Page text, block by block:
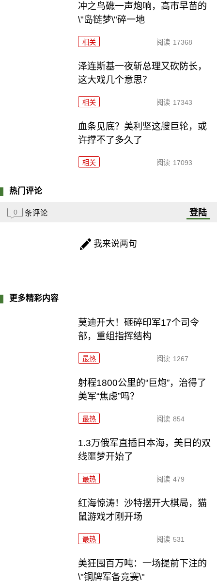
冲之鸟礁一声炮响，高市早苗的
\"岛链梦\"碎一地
相关 阅读 17368
泽连斯基一夜斩总理又砍防长，
这大戏几个意思？
相关 阅读 17343
血条见底？美利坚这艘巨轮，或
许撑不了多久了
相关 阅读 17093
热门评论
0 条评论 登陆
我来说两句
更多精彩内容
莫迪开大！砸碎印军17个司令
部，重组指挥结构
最热 阅读 1267
射程1800公里的“巨炮”，治得了
美军“焦虑”吗？
最热 阅读 854
1.3万俄军直插日本海，美日的双
线噩梦开始了
最热 阅读 479
红海惊涛！沙特摆开大棋局，猫
鼠游戏才刚开场
最热 阅读 531
美狂囤百万吨：一场提前下注的
\"铜牌军备竞赛\"